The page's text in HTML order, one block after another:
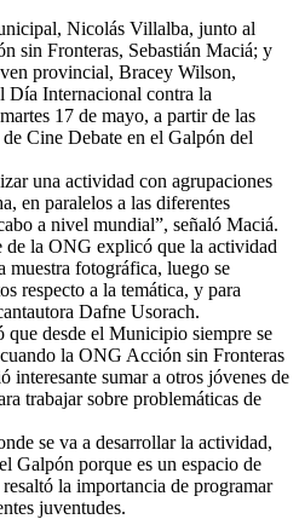
Nicolás Villalba, junto al
sin Fronteras, Sebastián Maciá; y
provincial, Bracey Wilson,
Día Internacional contra la
17 de mayo, a partir de las
Cine Debate en el Galpón del
una actividad con agrupaciones
en paralelos a las diferentes
a nivel mundial”, señaló Maciá.
de la ONG explicó que la actividad
muestra fotográfica, luego se
respecto a la temática, y para
Dafne Usorach.
desde el Municipio siempre se
la ONG Acción sin Fronteras
interesante sumar a otros jóvenes de
trabajar sobre problemáticas de
se va a desarrollar la actividad,
Galpón porque es un espacio de
la importancia de programar
juventudes.